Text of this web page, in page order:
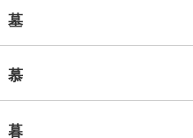
墓
慕
暮